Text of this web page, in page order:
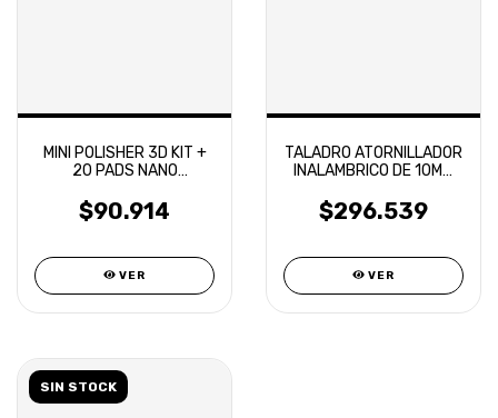
MINI POLISHER 3D KIT +
20 PADS NANO
$90.914
VER
TALADRO ATORNILLADOR
INALAMBRICO DE 10MM
$296.539
VER
SIN STOCK